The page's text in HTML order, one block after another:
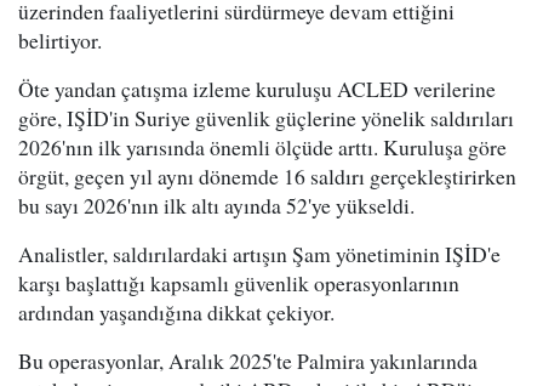
üzerinden faaliyetlerini sürdürmeye devam ettiğini
belirtiyor.
Öte yandan çatışma izleme kuruluşu ACLED verilerine
göre, IŞİD'in Suriye güvenlik güçlerine yönelik saldırıları
2026'nın ilk yarısında önemli ölçüde arttı. Kuruluşa göre
örgüt, geçen yıl aynı dönemde 16 saldırı gerçekleştirirken
bu sayı 2026'nın ilk altı ayında 52'ye yükseldi.
Analistler, saldırılardaki artışın Şam yönetiminin IŞİD'e
karşı başlattığı kapsamlı güvenlik operasyonlarının
ardından yaşandığına dikkat çekiyor.
Bu operasyonlar, Aralık 2025'te Palmira yakınlarında